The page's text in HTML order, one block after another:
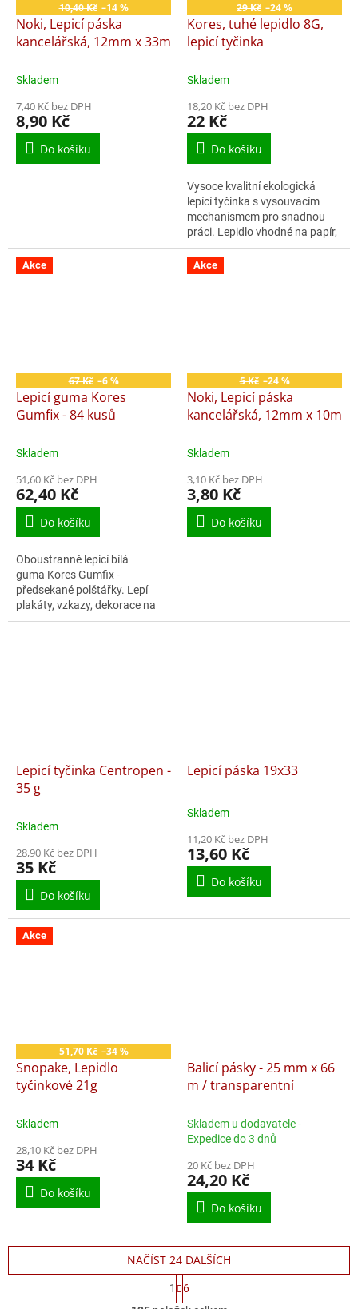
10,40 Kč –14 %
Noki, Lepicí páska
kancelářská, 12mm x 33m
Skladem
7,40 Kč bez DPH
8,90 Kč
Do košíku
29 Kč –24 %
Kores, tuhé lepidlo 8G,
lepicí tyčinka
Skladem
18,20 Kč bez DPH
22 Kč
Do košíku
Vysoce kvalitní ekologická
lepící tyčinka s vysouvacím
mechanismem pro snadnou
práci. Lepidlo vhodné na papír,
lepenku, fotografie a textil.
Akce
67 Kč –6 %
Lepicí guma Kores
Gumfix - 84 kusů
Skladem
51,60 Kč bez DPH
62,40 Kč
Do košíku
Oboustranně lepicí bílá
guma Kores Gumfix -
předsekané polštářky. Lepí
plakáty, vzkazy, dekorace na
večírky, kalendáře, mapy atd.
Akce
5 Kč –24 %
Noki, Lepicí páska
kancelářská, 12mm x 10m
Skladem
3,10 Kč bez DPH
3,80 Kč
Do košíku
Lepicí tyčinka Centropen -
35 g
Skladem
28,90 Kč bez DPH
35 Kč
Do košíku
Lepicí páska 19x33
Průměrné
produktu
je
5,0
hvězdiček.
Skladem
11,20 Kč bez DPH
13,60 Kč
Do košíku
Akce
51,70 Kč –34 %
Snopake, Lepidlo
tyčinkové 21g
Skladem
28,10 Kč bez DPH
34 Kč
Do košíku
Balicí pásky - 25 mm x 66
m / transparentní
Skladem u dodavatele -
Expedice do 3 dnů
20 Kč bez DPH
24,20 Kč
Do košíku
O
NAČÍST 24 DALŠÍCH
S
t
1
6